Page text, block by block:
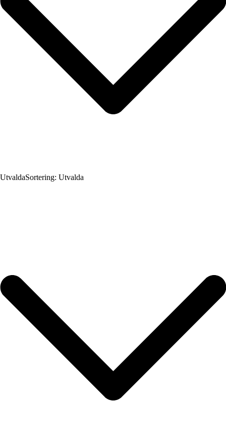
UtvaldaSortering: Utvalda